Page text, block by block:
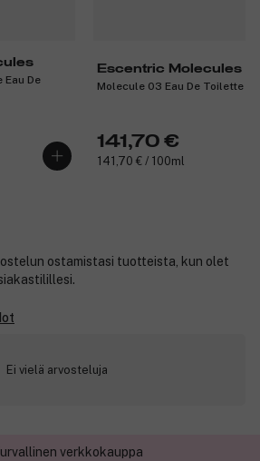
De
Escentric Molecules
Molecule 03 Eau De Toilette
141,70 €
141,70 € / 100ml
ostamistasi tuotteista, kun olet
Ei vielä arvosteluja
verkkokauppa